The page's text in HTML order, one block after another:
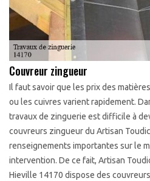
Couvreur zingueur
Il faut savoir que les prix des
ou les cuivres varient rapidement.
travaux de zinguerie est difficile à
couvreurs zingueur du Artisan
renseignements importantes sur le
intervention. De ce fait, Artisan
Hieville 14170 dispose des